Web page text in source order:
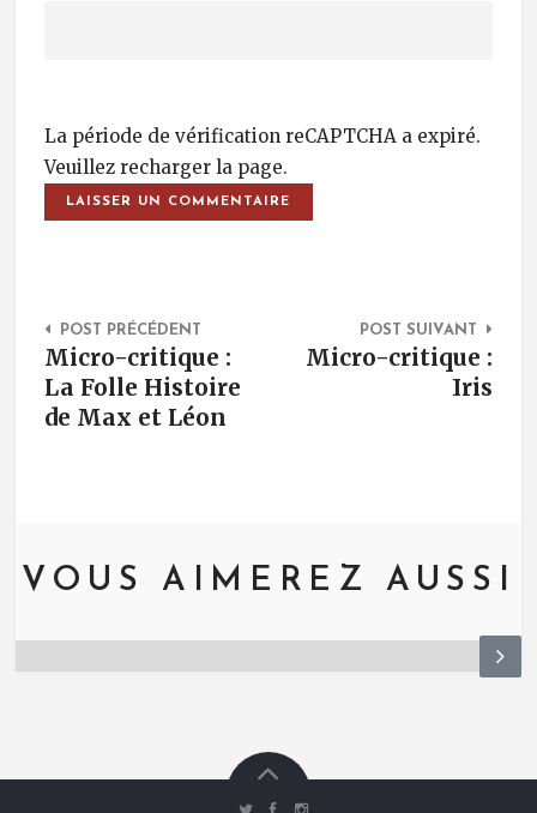
La période de vérification reCAPTCHA a expiré.
Veuillez recharger la page.
Post Navigation
POST PRÉCÉDENT
Micro-critique :
La Folle Histoire
de Max et Léon
POST SUIVANT
Micro-critique :
Iris
VOUS AIMEREZ AUSSI
t